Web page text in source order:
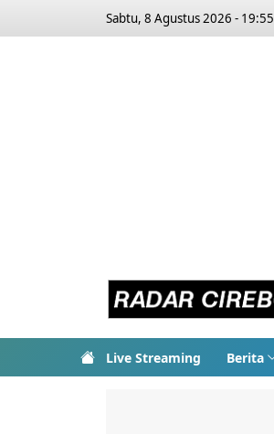
Sabtu, 8 Agustus 2026 - 19:55
Live Streaming Berita